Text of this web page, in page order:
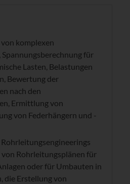
komplexen
für
Lasten, Belastungen
Bewertung der
nach den
Ermittlung von
von Federhängern und -
von Rohrleitungsplänen für
oder für Umbauten in
die Erstellung von